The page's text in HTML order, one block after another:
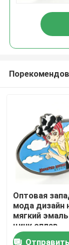
Главная
Продукция
Ролики
Оптовая
мода дизайн
мягкий
цинк сплав
блестящий